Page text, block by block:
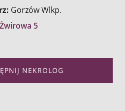
Gorzów Wlkp.
Żwirowa 5
NEKROLOG